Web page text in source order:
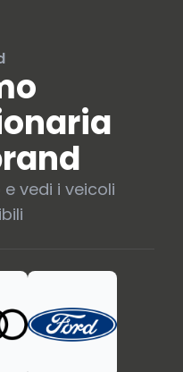
vedi i veicoli